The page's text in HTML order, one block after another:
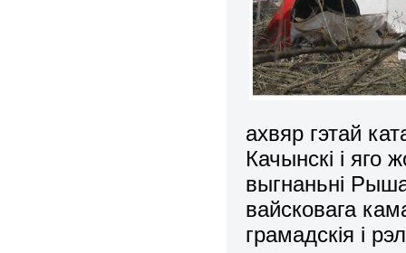
ахвяр гэтай
Качынскі і яго
выгнаньні
вайсковага
грамадскія і